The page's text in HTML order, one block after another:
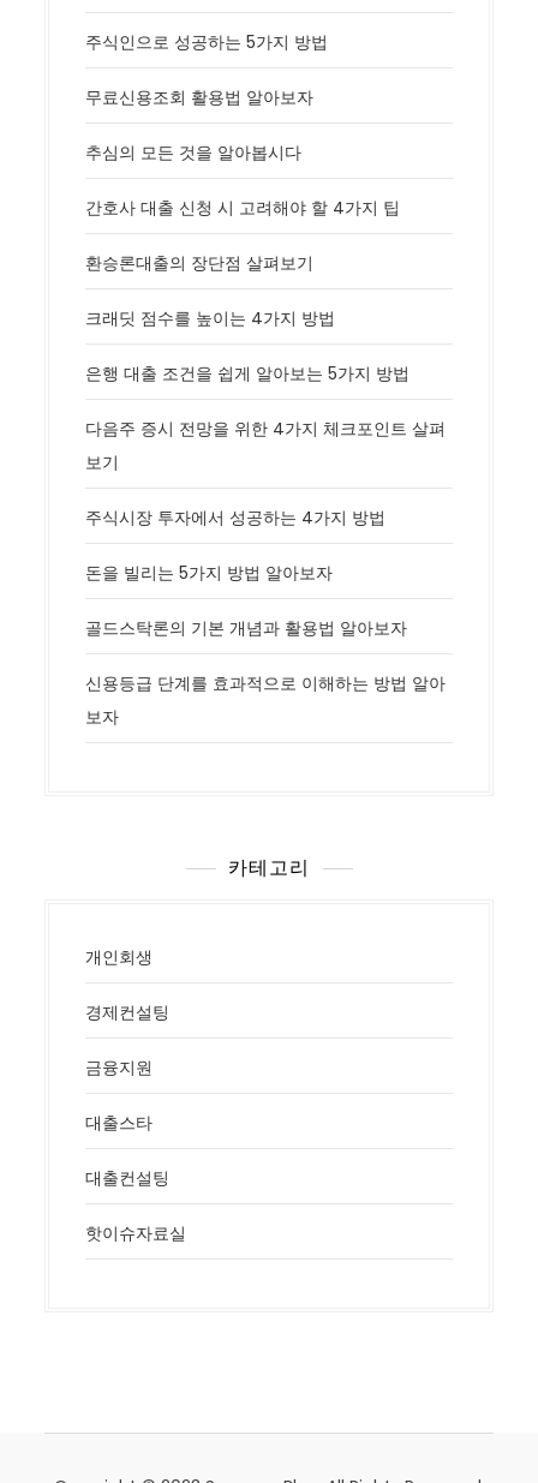
주식인으로 성공하는 5가지 방법
무료신용조회 활용법 알아보자
추심의 모든 것을 알아봅시다
간호사 대출 신청 시 고려해야 할 4가지 팁
환승론대출의 장단점 살펴보기
크래딧 점수를 높이는 4가지 방법
은행 대출 조건을 쉽게 알아보는 5가지 방법
다음주 증시 전망을 위한 4가지 체크포인트 살펴
보기
주식시장 투자에서 성공하는 4가지 방법
돈을 빌리는 5가지 방법 알아보자
골드스탁론의 기본 개념과 활용법 알아보자
신용등급 단계를 효과적으로 이해하는 방법 알아
보자
카테고리
개인회생
경제컨설팅
금융지원
대출스타
대출컨설팅
핫이슈자료실